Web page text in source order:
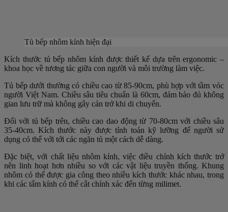
Tủ bếp nhôm kính hiện đại
Kích thước tủ bếp nhôm kính được thiết kế dựa trên ergonomic –
khoa học về tương tác giữa con người và môi trường làm việc.
Tủ bếp dưới thường có chiều cao từ 85-90cm, phù hợp với tầm vóc
người Việt Nam. Chiều sâu tiêu chuẩn là 60cm, đảm bảo đủ không
gian lưu trữ mà không gây cản trở khi di chuyển.
Đối với tủ bếp trên, chiều cao dao động từ 70-80cm với chiều sâu
35-40cm. Kích thước này được tính toán kỹ lưỡng để người sử
dụng có thể với tới các ngăn tủ một cách dễ dàng.
Đặc biệt, với chất liệu nhôm kính, việc điều chỉnh kích thước trở
nên linh hoạt hơn nhiều so với các vật liệu truyền thống. Khung
nhôm có thể được gia công theo nhiều kích thước khác nhau, trong
khi các tấm kính có thể cắt chính xác đến từng milimet.